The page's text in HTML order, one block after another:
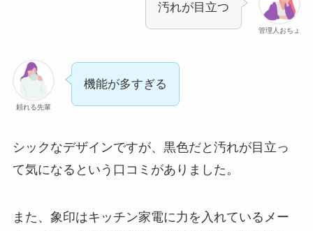
管理人おちょ
汚れが目立つ
頼れる先輩
機能が多すぎる
シックなデザインですが、黒色だと汚れが目立っ
て気になるという口コミがありました。
また、象印はキッチン家電に力を入れているメー